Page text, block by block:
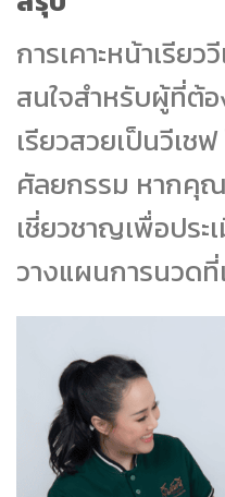
การเคาะหน้าเรีย
สนใจสำหรับผู้ที่ต้
เรียวสวยเป็นวีเช
ศัลยกรรม หากคุ
เชี่ยวชาญเพื่อประ
วางแผนการนวด